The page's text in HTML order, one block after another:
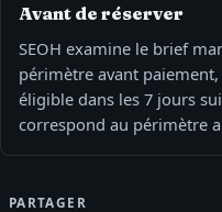
Avant de réserver
SEOH examine le brief
périmètre avant
éligible dans les 7 jours
correspond au périmètre
PARTAGER